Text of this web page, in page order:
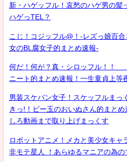
新・ハゲッフル！哀愁のハゲ男の髪
ハゲっTEL？
こじ！コジッフル@！-レズっ娘百
女のBL腐女子的まとめ速報-
何だ！何が？真・シロッフル！
ニート的まとめ速報！一生童貞上等
男装スケバン女子！スケッフルまっ
きっ!！ビー玉のおいぬさん的まと
しろ動画まで取り上げまっくす
ロボットアニメ！メカと美少女キャ
非モテ星人 ！あらゆるマニアの為の